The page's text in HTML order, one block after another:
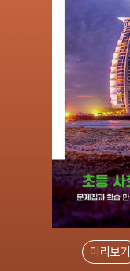
미리보기